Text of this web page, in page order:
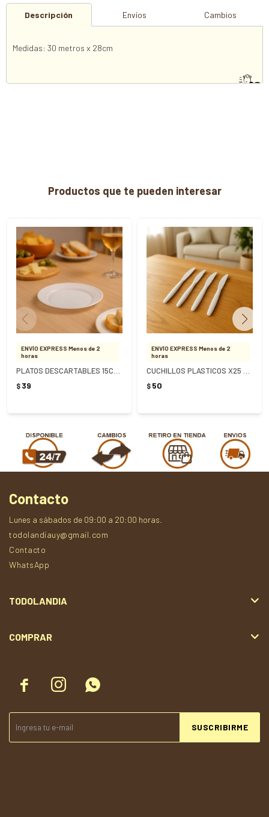
Descripción Envíos Cambios
Medidas: 30 metros x 28cm
Productos que te pueden interesar
ENVÍO EXPRESS Menos de 2
horas
$ 39
ENVÍO EXPRESS Menos de 2
horas
$ 50
  
SUSCRIBIRME
Contacto
Lunes a sábados de 09:00 a 20:00 horas.
todolandiauy@gmail.com
Contacto
WhatsApp
TODOLANDIA
COMPRAR